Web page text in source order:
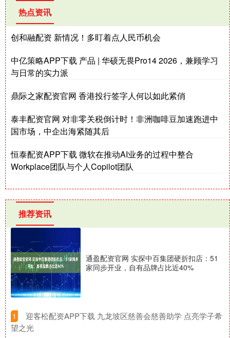
热点资讯
创和融配资 新情况！多盯着点人民币机会
中亿策略APP下载 产品 | 华硕无畏Pro14 2026，兼顾学习
与日常的实力派
鼎际之家配资官网 香港投行签字人何以如此紧俏
泰丰配资官网 对非零关税倒计时！非洲咖啡豆加速跑进中
国市场，中企出海紧随其后
恒泰配资APP下载 微软在推动AI业务的过程中整合
Workplace团队与个人Copilot团队
推荐资讯
通盈配资官网 实探中百集团硬折扣店：51
家同步开业，自有品牌占比近40%
1
​迎客松配资APP下载 九龙坡区慈善会慈善助学 点亮学子希
望之光